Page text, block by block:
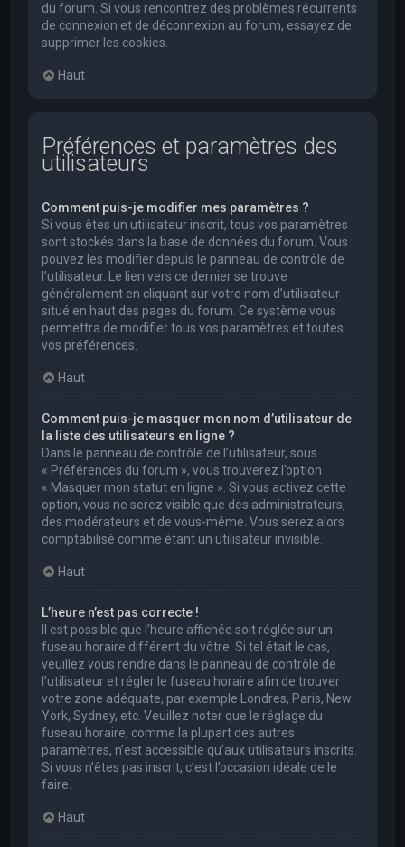
du forum. Si vous rencontrez des problèmes récurrents
de connexion et de déconnexion au forum, essayez de
supprimer les cookies.
Haut
Préférences et paramètres des
utilisateurs
Comment puis-je modifier mes paramètres ?
Si vous êtes un utilisateur inscrit, tous vos paramètres
sont stockés dans la base de données du forum. Vous
pouvez les modifier depuis le panneau de contrôle de
l’utilisateur. Le lien vers ce dernier se trouve
généralement en cliquant sur votre nom d’utilisateur
situé en haut des pages du forum. Ce système vous
permettra de modifier tous vos paramètres et toutes
vos préférences.
Haut
Comment puis-je masquer mon nom d’utilisateur de
la liste des utilisateurs en ligne ?
Dans le panneau de contrôle de l’utilisateur, sous
« Préférences du forum », vous trouverez l’option
« Masquer mon statut en ligne ». Si vous activez cette
option, vous ne serez visible que des administrateurs,
des modérateurs et de vous-même. Vous serez alors
comptabilisé comme étant un utilisateur invisible.
Haut
L’heure n’est pas correcte !
Il est possible que l’heure affichée soit réglée sur un
fuseau horaire différent du vôtre. Si tel était le cas,
veuillez vous rendre dans le panneau de contrôle de
l’utilisateur et régler le fuseau horaire afin de trouver
votre zone adéquate, par exemple Londres, Paris, New
York, Sydney, etc. Veuillez noter que le réglage du
fuseau horaire, comme la plupart des autres
paramètres, n’est accessible qu’aux utilisateurs inscrits.
Si vous n’êtes pas inscrit, c’est l’occasion idéale de le
faire.
Haut